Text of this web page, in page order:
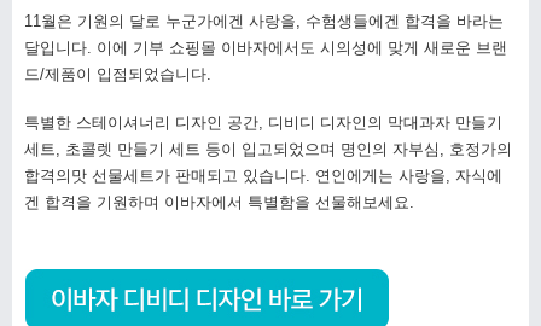
11월은 기원의 달로 누군가에겐 사랑을, 수험생들에겐 합격을 바라는
달입니다. 이에 기부 쇼핑몰 이바자에서도 시의성에 맞게 새로운 브랜
드/제품이 입점되었습니다.
특별한 스테이셔너리 디자인 공간, 디비디 디자인의 막대과자 만들기
세트, 초콜렛 만들기 세트 등이 입고되었으며 명인의 자부심, 호정가의
합격의맛 선물세트가 판매되고 있습니다. 연인에게는 사랑을, 자식에
겐 합격을 기원하며 이바자에서 특별함을 선물해보세요.